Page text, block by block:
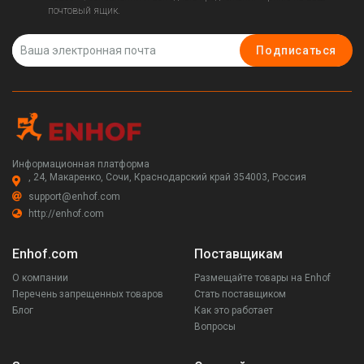
почтовый ящик.
Подписаться
Информационная платформа
, 24, Макаренко, Сочи, Краснодарский край 354003, Россия
support@enhof.com
http://enhof.com
Enhof.com
О компании
Перечень запрещенных товаров
Блог
Поставщикам
Размещайте товары на Enhof
Стать поставщиком
Как это работает
Вопросы